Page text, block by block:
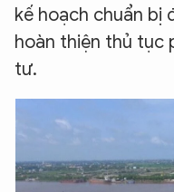
kế hoạch chuẩn bị
hoàn thiện thủ tục
tư.